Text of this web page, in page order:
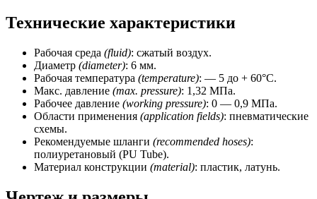
Технические характеристики
Рабочая среда (fluid): сжатый воздух.
Диаметр (diameter): 6 мм.
Рабочая температура (temperature): — 5 до + 60°C.
Макс. давление (max. pressure): 1,32 МПа.
Рабочее давление (working pressure): 0 — 0,9 МПа.
Области применения (application fields): пневматические
схемы.
Рекомендуемые шланги (recommended hoses):
полиуретановый (PU Tube).
Материал конструкции (material): пластик, латунь.